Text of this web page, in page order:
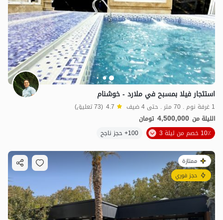
استئجار فيلا بمسبح في ملارد - خوشنام
1 غرفة نوم . 70 متر . حتى 4 ضيف 4.7 (73 تعليق)
الليلة من 4,500,000 تومان
10٪ خصم من ليلة 3
100+ حجز ناجح
ممتازة
حجز فوري